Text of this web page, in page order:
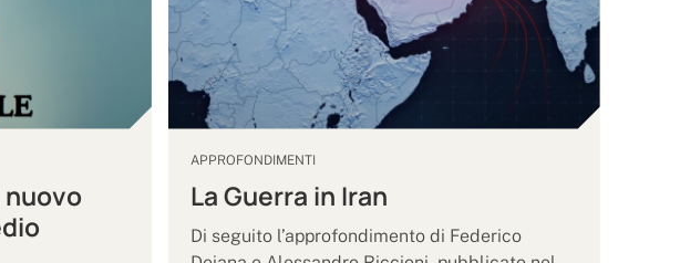
nuovo
APPROFONDIMENTI
La Guerra in Iran
Di seguito l’approfondimento di Federico